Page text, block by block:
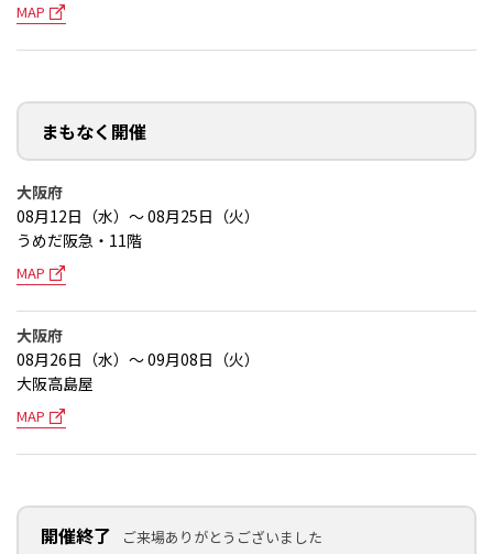
MAP
まもなく開催
大阪府
08月12日（水）～ 08月25日（火）
うめだ阪急・11階
MAP
大阪府
08月26日（水）～ 09月08日（火）
大阪高島屋
MAP
開催終了 ご来場ありがとうございました